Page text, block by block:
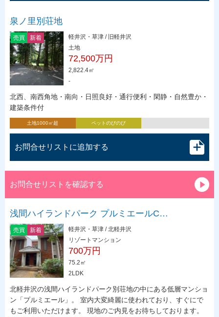
泉ノ里別荘地
売買 新着
軽井沢・草津 / 旧軽井沢
土地
72,500万円
2,822.4㎡
-
北西、南西角地・南向・日照良好・通行便利・閑静・自然豊か・
建築条件付
土地1000㎡超 ペットのびのび
お問合せリストに追加する
お問合せリストを確認する
浅間ハイランドパーク プルミエールC…
売買 新着
軽井沢・草津 / 北軽井沢
リゾートマンション
700万円
75.2㎡
2LDK
北軽井沢の浅間ハイランドパーク別荘地の中にある低層マンショ
ン「プルミエール」。 室内大変綺麗に使われており、すぐにで
もご利用いただけます。 現地のご内見をお待ちしております。